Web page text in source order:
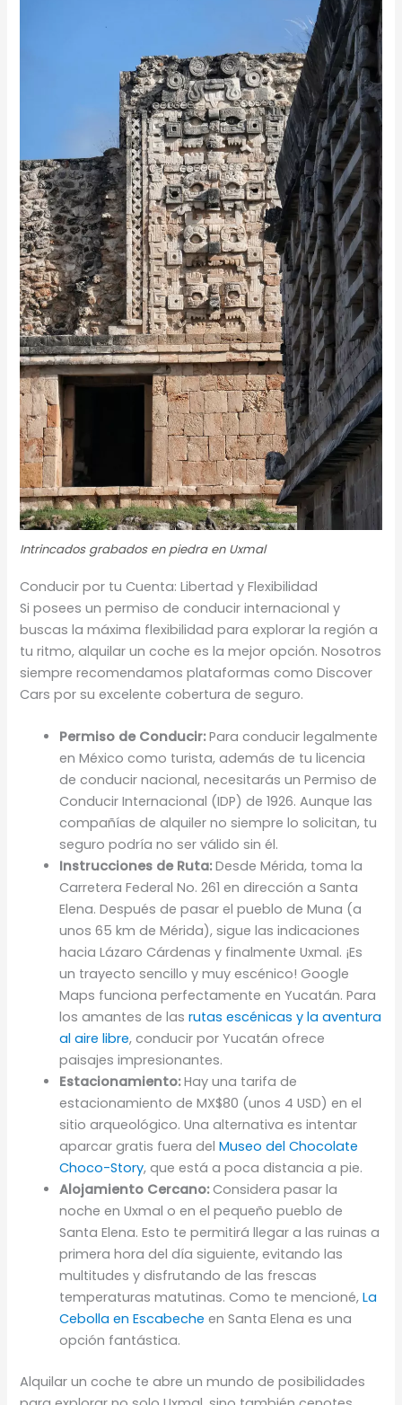
Intrincados grabados en piedra en Uxmal
Conducir por tu Cuenta: Libertad y Flexibilidad
Si posees un permiso de conducir internacional y
buscas la máxima flexibilidad para explorar la región a
tu ritmo, alquilar un coche es la mejor opción. Nosotros
siempre recomendamos plataformas como Discover
Cars por su excelente cobertura de seguro.
Permiso de Conducir:Para conducir legalmente
en México como turista, además de tu licencia
de conducir nacional, necesitarás un Permiso de
Conducir Internacional (IDP) de 1926. Aunque las
compañías de alquiler no siempre lo solicitan, tu
seguro podría no ser válido sin él.
Instrucciones de Ruta:Desde Mérida, toma la
Carretera Federal No. 261 en dirección a Santa
Elena. Después de pasar el pueblo de Muna (a
unos 65 km de Mérida), sigue las indicaciones
hacia Lázaro Cárdenas y finalmente Uxmal. ¡Es
un trayecto sencillo y muy escénico! Google
Maps funciona perfectamente en Yucatán. Para
los amantes de lasrutas escénicas y la aventura
al aire libre, conducir por Yucatán ofrece
paisajes impresionantes.
Estacionamiento:Hay una tarifa de
estacionamiento de MX$80 (unos 4 USD) en el
sitio arqueológico. Una alternativa es intentar
aparcar gratis fuera delMuseo del Chocolate
Choco-Story, que está a poca distancia a pie.
Alojamiento Cercano:Considera pasar la
noche en Uxmal o en el pequeño pueblo de
Santa Elena. Esto te permitirá llegar a las ruinas a
primera hora del día siguiente, evitando las
multitudes y disfrutando de las frescas
temperaturas matutinas. Como te mencioné,La
Cebolla en Escabeche en Santa Elena es una
opción fantástica.
Alquilar un coche te abre un mundo de posibilidades